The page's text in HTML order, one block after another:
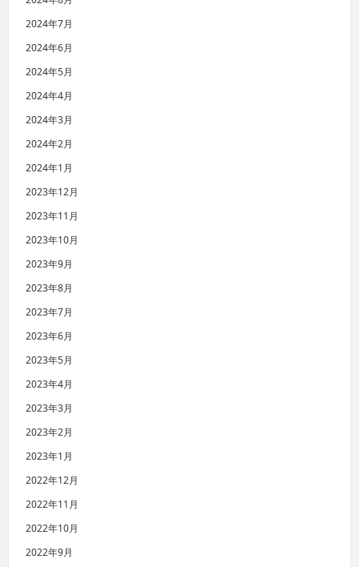
2024年7月
2024年6月
2024年5月
2024年4月
2024年3月
2024年2月
2024年1月
2023年12月
2023年11月
2023年10月
2023年9月
2023年8月
2023年7月
2023年6月
2023年5月
2023年4月
2023年3月
2023年2月
2023年1月
2022年12月
2022年11月
2022年10月
2022年9月